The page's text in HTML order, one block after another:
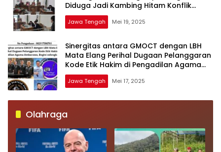
Diduga Jadi Kambing Hitam Konflik
Internal
Jawa Tengah Mei 19, 2025
Sinergitas antara GMOCT dengan LBH
Mata Elang Perihal Dugaan Pelanggaran
Kode Etik Hakim di Pengadilan Agama
Ambarawa, Begini selengkapnya
Jawa Tengah Mei 17, 2025
Olahraga